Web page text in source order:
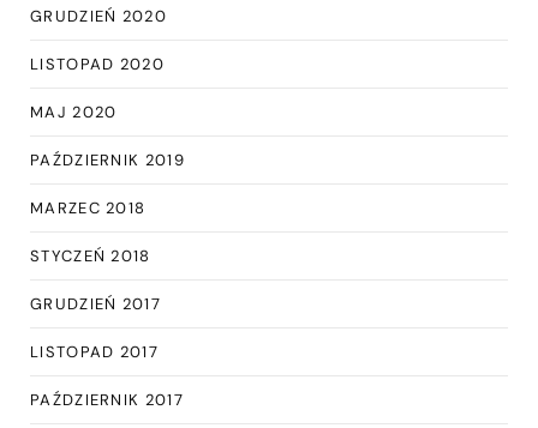
GRUDZIEŃ 2020
LISTOPAD 2020
MAJ 2020
PAŹDZIERNIK 2019
MARZEC 2018
STYCZEŃ 2018
GRUDZIEŃ 2017
LISTOPAD 2017
PAŹDZIERNIK 2017